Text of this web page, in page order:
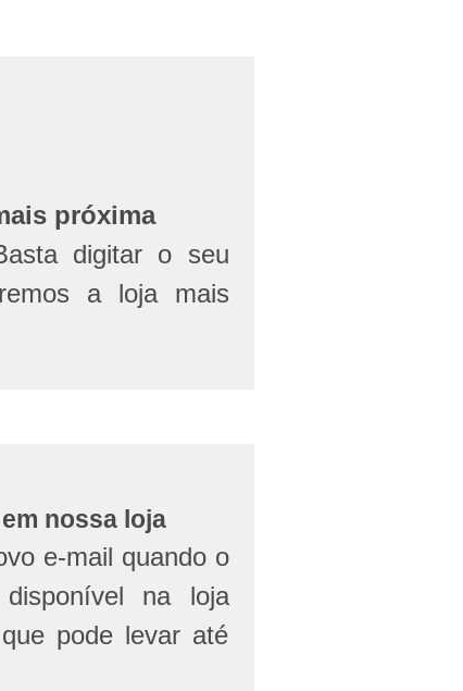
próxima
digitar o seu
a loja mais
nossa loja
e-mail quando o
na loja
pode levar até